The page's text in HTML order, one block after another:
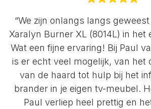
“We zijn onlangs langs
Xaralyn Burner XL (8014L) in het
Wat een fijne ervaring! Bij Paul
is er echt veel mogelijk, van het
van de haard tot hulp bij het
brander in je eigen tv-meubel.
Paul verliep heel prettig en